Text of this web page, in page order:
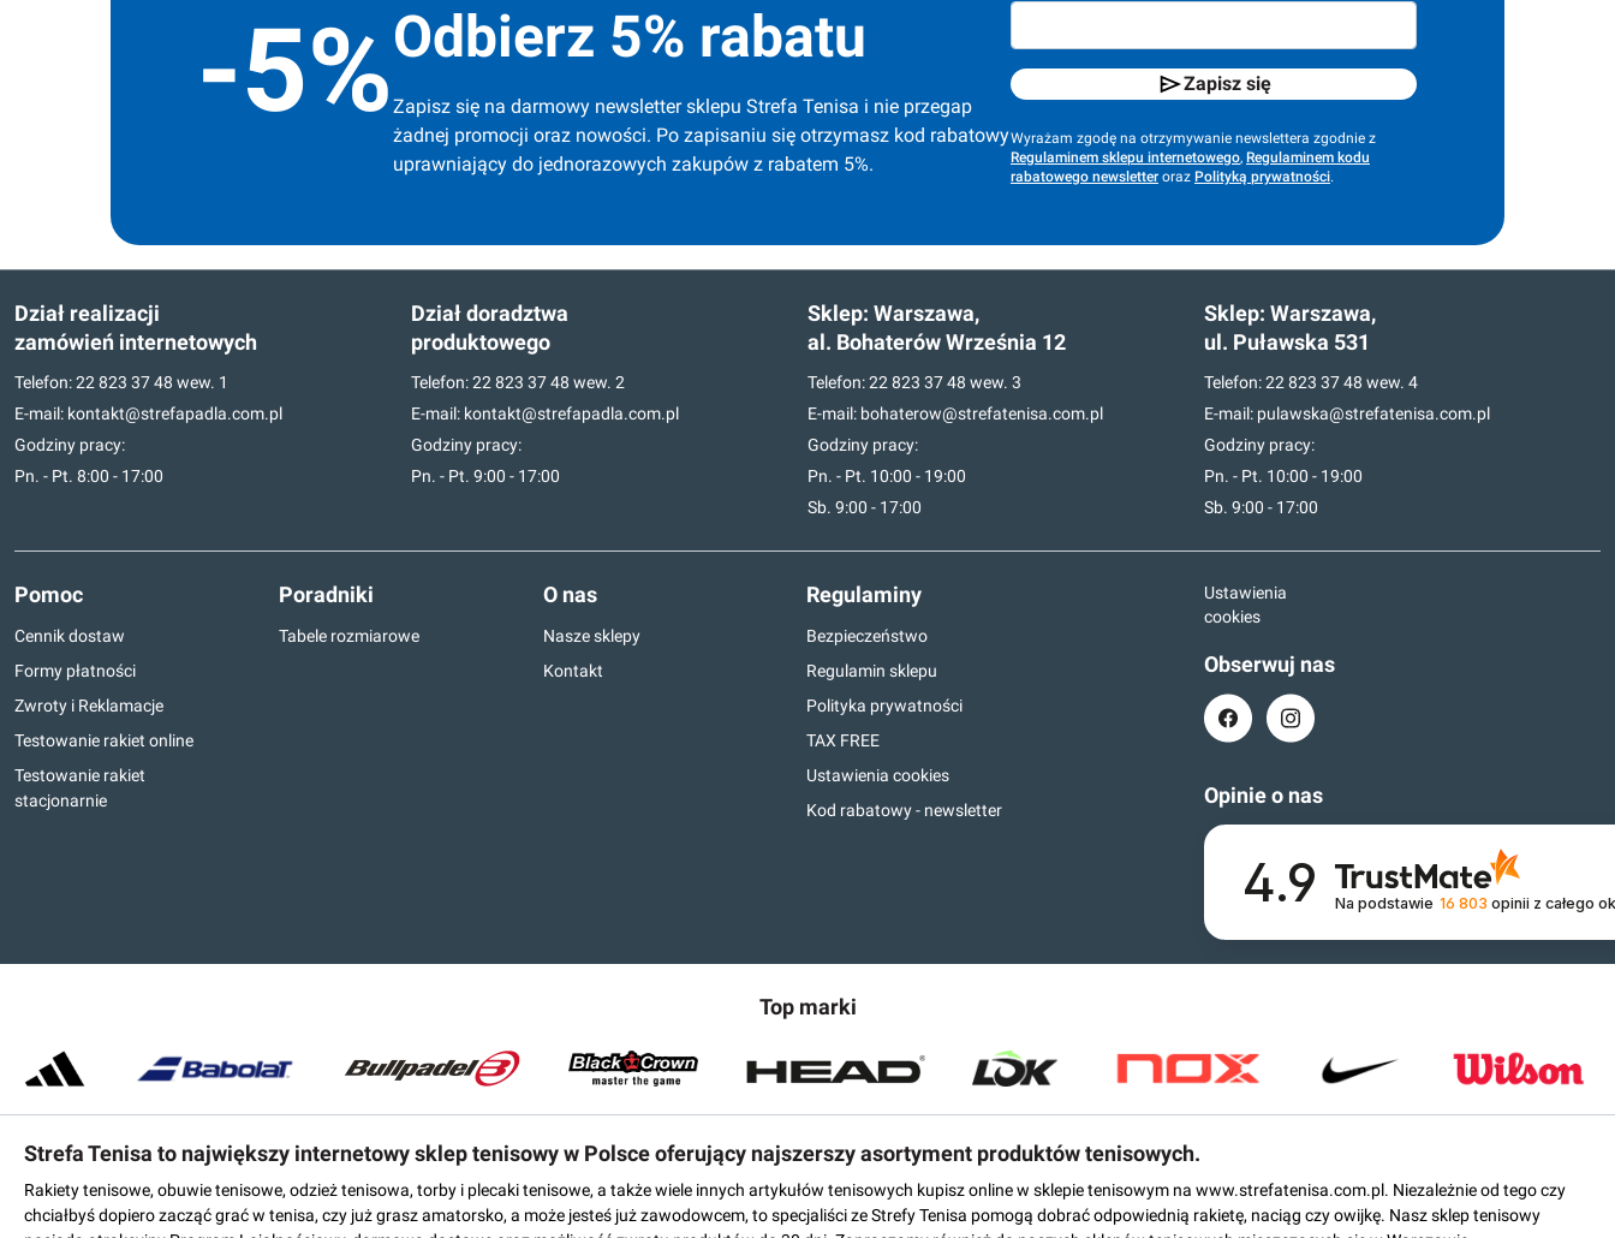
-5%Odbierz 5% rabatu
Zapisz się na darmowy newsletter sklepu Strefa Tenisa i nie przegap
żadnej promocji oraz nowości. Po zapisaniu się otrzymasz kod rabatowy
uprawniający do jednorazowych zakupów z rabatem 5%.
Zapisz się
Wyrażam zgodę na otrzymywanie newslettera zgodnie z
Regulaminem sklepu internetowego, Regulaminem kodu
rabatowego newsletter oraz Polityką prywatności.
Dział realizacji
zamówień internetowych
Telefon:22 823 37 48 wew. 1
E-mail: kontakt@strefapadla.com.pl
Godziny pracy:
Pn. - Pt. 8:00 - 17:00
Dział doradztwa
produktowego
Telefon:22 823 37 48 wew. 2
E-mail: kontakt@strefapadla.com.pl
Godziny pracy:
Pn. - Pt. 9:00 - 17:00
Sklep: Warszawa,
al. Bohaterów Września 12
Telefon:22 823 37 48 wew. 3
E-mail: bohaterow@strefatenisa.com.pl
Godziny pracy:
Pn. - Pt. 10:00 - 19:00
Sb. 9:00 - 17:00
Sklep: Warszawa,
ul. Puławska 531
Telefon:22 823 37 48 wew. 4
E-mail: pulawska@strefatenisa.com.pl
Godziny pracy:
Pn. - Pt. 10:00 - 19:00
Sb. 9:00 - 17:00
Pomoc
Cennik dostaw
Formy płatności
Zwroty i Reklamacje
Testowanie rakiet online
Testowanie rakiet
stacjonarnie
Poradniki
Tabele rozmiarowe
O nas
Nasze sklepy
Kontakt
Regulaminy
Bezpieczeństwo
Regulamin sklepu
Polityka prywatności
TAX FREE
Ustawienia cookies
Kod rabatowy - newsletter
Ustawienia
cookies
Obserwuj nas
Opinie o nas
4.9 Na podstawie 16 803 opinii z całego
Top marki
Strefa Tenisa to największy internetowy sklep tenisowy w Polsce oferujący najszerszy asortyment produktów tenisowych.
Rakiety tenisowe, obuwie tenisowe, odzież tenisowa, torby i plecaki tenisowe, a także wiele innych artykułów tenisowych kupisz online w sklepie tenisowym na www.strefatenisa.com.pl. Niezależnie od tego czy
chciałbyś dopiero zacząć grać w tenisa, czy już grasz amatorsko, a może jesteś już zawodowcem, to specjaliści ze Strefy Tenisa pomogą dobrać odpowiednią rakietę, naciąg czy owijkę. Nasz sklep tenisowy